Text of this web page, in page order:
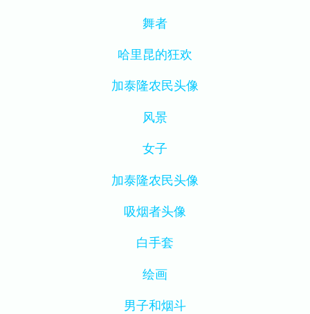
舞者
哈里昆的狂欢
加泰隆农民头像
风景
女子
加泰隆农民头像
吸烟者头像
白手套
绘画
男子和烟斗